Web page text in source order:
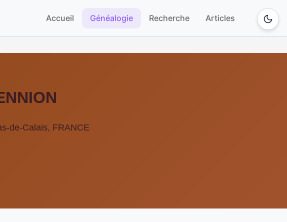
Accueil Généalogie Recherche Articles
de-Calais, FRANCE